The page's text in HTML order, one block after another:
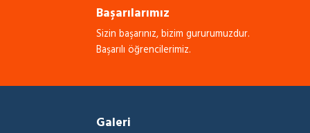
Başarılarımız
Sizin başarınız, bizim gururumuzdur.
Başarılı öğrencilerimiz.
Galeri